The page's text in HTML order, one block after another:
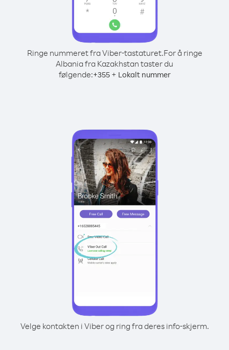
Ringe nummeret fra Viber-tastaturet.For å ringe
Albania fra Kazakhstan taster du
følgende:+355+ Lokalt nummer
Velge kontakten i Viber og ring fra deres info-skjerm.